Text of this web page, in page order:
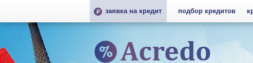
заявка на кредит подбор кредитов